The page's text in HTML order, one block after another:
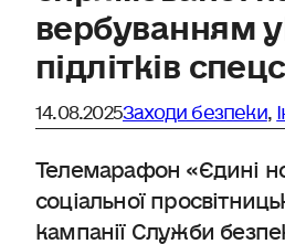
вербуванням
підлітків
14.08.2025Заходи безпеки,
Телемарафон «Єдині
соціальної
кампанії Служби